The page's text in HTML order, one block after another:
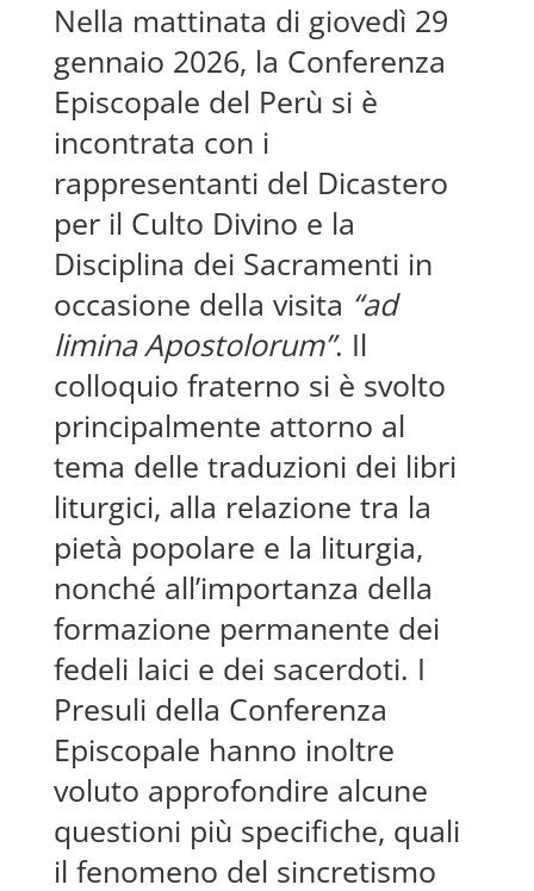
Nella mattinata di giovedì 29
gennaio 2026, la Conferenza
Episcopale del Perù si è
incontrata con i
rappresentanti del Dicastero
per il Culto Divino e la
Disciplina dei Sacramenti in
occasione della visita “ad
limina Apostolorum”. Il
colloquio fraterno si è svolto
principalmente attorno al
tema delle traduzioni dei libri
liturgici, alla relazione tra la
pietà popolare e la liturgia,
nonché all’importanza della
formazione permanente dei
fedeli laici e dei sacerdoti. I
Presuli della Conferenza
Episcopale hanno inoltre
voluto approfondire alcune
questioni più specifiche, quali
il fenomeno del sincretismo